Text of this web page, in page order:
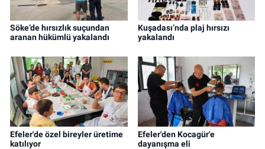
Söke’de hırsızlık suçundan
aranan hükümlü yakalandı
Kuşadası’nda plaj hırsızı
yakalandı
Efeler'de özel bireyler üretime
katılıyor
Efeler'den Kocagür'e
dayanışma eli